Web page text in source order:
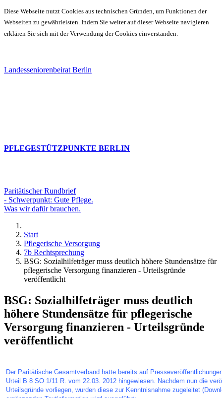
Diese Webseite nutzt Cookies aus technischen Gründen, um Funktionen der
Webseiten zu gewährleisten. Indem Sie weiter auf dieser Webseite navigieren
erklären Sie sich mit der Verwendung der Cookies einverstanden.
Landesseniorenbeirat Berlin
PFLEGESTÜTZPUNKTE BERLIN
Paritätischer Rundbrief
- Schwerpunkt: Gute Pflege.
Was wir dafür brauchen.
Start
Pflegerische Versorgung
7b Rechtsprechung
BSG: Sozialhilfeträger muss deutlich höhere Stundensätze für
pflegerische Versorgung finanzieren - Urteilsgründe
veröffentlicht
BSG: Sozialhilfeträger muss deutlich
höhere Stundensätze für pflegerische
Versorgung finanzieren - Urteilsgründe
veröffentlicht
Der Paritätische Gesamtverband hatte bereits auf
Urteil B 8 SO 1/11 R. vom 22.03. 2012 hingewiesen. Nachdem nun die
Urteilsgründe vorliegen, wurden diese zur Kenntnisnahme zugeleitet